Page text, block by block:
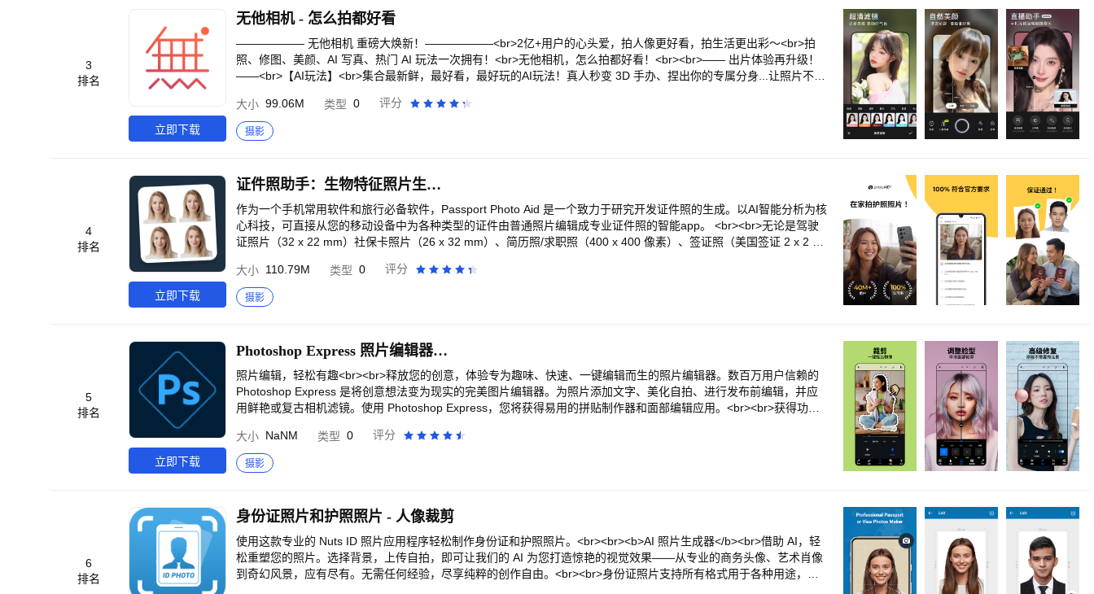
br>动态特效 – 动态贴图、叠印和多种特效让照片动起来。<br>魔法笔 – 轻轻一刷立即改变照片风格。<br>添加 / 去除
水印<br>自动抠图与换背景<br>渐变遮罩、照片模糊工具与贴图制作<br><br>🔥 <strong>每月更新全新内容</strong>
<br><br>独家季节性贴图、滤镜、边框模板和特效<br>免费社区内容<br><br>💁‍♀️ <strong>分享至所有社交平台</stro
ng><br>将吸睛的动态照片发布到社交平台，Instagram、Facebook、X (原 Twitter)、Flickr、Snapchat、Pinterest，
快速吸引粉丝目光！<br><br>👑 <strong>尊享版 - 无限畅享所有更新功能与内容套件</strong><br><br>解锁所有进阶
内容 - 特效、滤镜、贴图与边框！<br>无限次数使用物件移除、移动与复制功能<br>Ultra HD 4K 照片存储功能<br>无
具、多款 AI 特效功能。<br><br>在 Instagram 上寻找灵感：@photodirector_app<br>如有问题，请联系我们：supp
旦购买后，订阅期限内任何未使用的部分将无法提供退款。
求！<br><br>— AI人像大师更专业 —<br>【AI换装】一键无痕换装，电子穿搭更有性价比！多款服装以及自定义效
果，你的电子衣橱无限大！<br>【AI人像精修】一键减肥、一键增肌、去双下巴、画质提升、AI换背景、AI消除、AI一
键美颜、AI头发等专业精修参数告别繁琐，一键出片！<br>【AI写真】AI生成场景妆造，一键生成我的写真！更有博主
同款写真、儿童写真、情侣写真、闺蜜写真、全家福、卡通分身等多种主题，轻松实现写真自由！<br>【AI玩法】无
需关键字，一键穿越漫画世界！黏土滤镜、羊毛毡风格、油画棒风等多种热门画风玩法，感受另一个次元的新鲜和冲
正等超多美颜参数，0成本get专业医美级美颜！<br>【IP跨次元】海量正版IP入驻，迪士尼、三丽鸥、蜡笔小新等
等，邀你一起跨次元合拍！<br>【潮流滤镜】专为年轻人打造的新生活潮流滤镜，露营、探店、运动等多样场景，走
到哪里想怎么拍就怎么拍！<br>【质感妆容】超A质感搭配神仙滤镜，国潮、韩系、日系、ins、欧美…总能找到适合
K拍摄模式、实时字幕、30分钟超长拍摄、音乐等功能，让你的手机秒变vlog神器，轻松拥有清晰质感画面。<br>【提
词器】拍视频口播神器！告别忘词烦恼，轻松一镜到底～眼神不偏离，表情管理更自然！<br>【视频精修】视频身材
美型、超清画质修复、精致五官等超多精修参数，拯救原相机视频废片！修视频像修图一样简单！<br>【美颜相机伴
侣】手机充当摄像头，直播会议也能使用美颜相机。<br><br>— 如有问题欢迎联系 —<br>用户反馈QQ号：8000190
25<br>新浪微博：@美颜相机<br>小红书：@美颜相机 <br>官方微信：@BeautyCam美颜相机<br>爱你们，你们的
反馈将让我变得更好～
3
排名
立即下载
无他相机 - 怎么拍都好看
—————— 无他相机 重磅大焕新！——————<br>2亿+用户的心头爱，拍人像更好看，拍生活更出彩～<br>拍
照、修图、美颜、AI 写真、热门 AI 玩法一次拥有！<br>无他相机，怎么拍都好看！<br><br>—— 出片体验再升级！
——<br>【AI玩法】<br>集合最新鲜，最好看，最好玩的AI玩法！真人秒变 3D 手办、捏出你的专属分身...让照片不止
迹，随便拍都是高清真实还原美貌～<br>【超清滤镜】<br>上百种风格滤镜随心选：胶片复古、清透日系、韩系水
光、自然原生…热门vibe 切换自如，不同场景都能拍出神仙氛围感！<br> 素颜出镜也能稳稳拿下好气色，氛围滤镜叠
满 buff，随手一拍都是大片～<br>【直播助手】<br>超清画质修复、精致五官微调、妆容随心选…让手机还能秒变电
器！去双下巴、微调五官、修饰肤质，细节拉满又自然。随时拯救原相机拍废的自拍，轻松拥有高级质感美照～<br>
【AI写真】<br>500+款热门造型，每周都有新模版上线，轻松解锁写真自由！<br>韩系氛围、复古 CCD、居家慵懒、
梦境感场景、新中式氛围、ins杂志感、城市旅拍、国风美学...百样场景氛围感一键生成！<br>不用约摄影师，不用修
修修，玩到停不下来～<br>【AI萌宠】<br>宠物专属大片模式！无论是呆萌猫咪还是活力狗狗，AI 都能帮它们拍出海
报级大片。治愈又吸睛，轻松刷爆朋友圈！<br>【AI职业照】<br>证件照不用去照相馆！AI 自动生成专业职业形象
是灵动 Live 动图，自带美颜美妆，让你的美不再停留在静态！日常分享，拍完直接发朋友圈，氛围感瞬间拉满！<br>
<br>【会员自动续费服务声明】<br>1、会员服务名称:<br>无他相机会员-连续包月：订阅周期1个月，价格12元/月，
<br>无他相机会员-连续包季：订阅周期3个月，价格30元/季，<br>无他相机会员-连续包年：订阅周期12个月，价格 1
续费用户退订方法：打开“支付宝”，进入“我”--&gt;“设置”--&gt;“支付设置”--&gt;“免密支付/自动扣费”，选择“无他相机会
员服务自动续费服务”，选择关闭服务。<br>②鸿蒙应用内支付自动续费用户退订方法：打开“设置”--&gt;点击“华为账
号”--&gt;点击“付款与账单”--&gt;点击“订阅”--&gt;选择“无他相机”，点击“取消订阅”。<br><br>【无他相机用戶协议&a
mp;隐私政策 】<br>用户协议地址：https://www.wuta-cam.com//doc/terms_of_use_zh.html<br>隐私政策地址：http
s://www.wuta-cam.com/doc/privacy_policy_zh_v240504.html<br>会员协议地址：https://www.wuta-cam.com/doc/vi
p_protocol_zh.html<br><br>【联系我们】<br>有任何问题和建议，请及时和我们联系!<br>-用户QQ群：821104691<
om
大小 99.06M 类型 0 评分
摄影
4
排名
立即下载
证件照助手：生物特征照片生成软件
作为一个手机常用软件和旅行必备软件，Passport Photo Aid 是一个致力于研究开发证件照的生成。以AI智能分析为核
心科技，可直接从您的移动设备中为各种类型的证件由普通照片编辑成专业证件照的智能app。 <br><br>无论是驾驶
证照片（32 x 22 mm）社保卡照片（26 x 32 mm）、简历照/求职照（400 x 400 像素）、签证照（美国签证 2 x 2 英
细的证件照数据库为您提供一站式服务，细到头部到照片顶部的距离，照片像素的调整，泛到拍照技巧，有关证件的
常见问题。<br><br>您可以选择手机相册里的照片，也可以选择用手机拍摄的照片，或者是自拍照，Passport Photo
Aid会自动为您剪裁图片、去除和修改背景等步骤，仅需3秒钟，您可以获得所需的证件照！<br><br>Passport Photo
合适的尺寸。对于婴儿来说，他们的脸部比例不同，不易处理，我们的婴儿照片调整器可以帮您解决这个问题，它能
够完美地处理婴儿甚至新生婴儿的照片。<br><br>图片背景去除器：<br>您不必担心背景问题，内置的背景消除器可
清除照片中的背景。您可在照片上获得极其干净的背景效果。同时婴儿照片背景消除器也能与婴儿照片完美配合。<br
><br>选择 Passport Photo Aid 的六大原因：<br>1）省钱<br>使用 Passport Photo Aid 比您去找专业的摄影师要便
宜；<br>2）省时<br>使用手机软件会比您去照相馆或照相亭更省时间；<br>3）儿童友好<br>不用担心您的婴儿生物
学、和学籍登记等证件的办理，也可以实现您带着孩子去旅行的计划了；<br>4）您可以选择您的证件照片<br>相对于
只有一次或两次拍摄机会的摄影亭和照相馆，我们的软件是不限数量的，您可以充分的准备和机会去选择一张自己真
正心满意足的照片作为证件照，毕竟很多时候，证件照片是要陪伴我们很长时间的，为您提供精心挑选的平台，是我
确保您的证件照片被官方认可。<br><br>在旅途中，选择我们的软件，不需要再去搜索附近的照相亭，有了Photo Aid
自动生成功能，节省您的时间；在家里，选择我们的软件，不需要离开舒适的沙发，PhotoAid给您最细致的拍摄指
导，节省您的精力；在深夜，不需要担心没有地方拍证件照，选择我们的软件，我们24小时待命！<br><br>若您在使
用过程中有任何疑问或困惑，或对产品有任何意见和建议，或想找我们合作，欢迎随时跟我们联系：support@passpo
rt-photo.online
大小 110.79M 类型 0 评分
摄影
5
排名
立即下载
Photoshop Express 照片编辑器应用
照片编辑，轻松有趣<br><br>释放您的创意，体验专为趣味、快速、一键编辑而生的照片编辑器。数百万用户信赖的
Photoshop Express 是将创意想法变为现实的完美图片编辑器。为照片添加文字、美化自拍、进行发布前编辑，并应
用鲜艳或复古相机滤镜。使用 Photoshop Express，您将获得易用的拼贴制作器和面部编辑应用。<br><br>获得功能
照片的方式任您选择。<br><br>只需轻点几下即可美化自拍！我们的面部编辑应用帮助您使用红眼校正、修复、仿制
图章和瑕疵去除功能清理图像。从数百种相机滤镜中选择，营造情绪胶片效果、美学风格或复古相机感觉！图像编辑
器和照片拼贴制作器，Photoshop Express 一应俱全。<br><br>无论您的摄影技能如何，都能享受高品质图像编辑
XPRESS 功能<br><br>照片编辑器和图像修饰<br>- 使用我们的面部编辑应用美化您的自拍<br>- 使用复古相机滤镜为
照片增添怀旧感<br>- 为照片添加文字，提升图像效果<br>- 使用瑕疵去除和污点修复功能修饰照片，打造平滑肌肤效
果<br>- 创建自定义照片色彩编辑，替换图像背景并移除对象<br>- 去除模糊、去除薄雾、消除背景噪音，无缝应用活
力和戏剧性滤镜<br><br>行业领先的图片编辑器和拼贴制作器<br>- 在有趣简单的照片拼贴制作器中组合图片<br>- 使
用我们拼贴制作器的预制照片网格布局<br>- 使用易用的图形设计功能创建表情包<br>- 为照片添加文字、图章、自定
大小 NaNM 类型 0 评分
摄影
6
排名
身份证照片和护照照片 - 人像裁剪
使用这款专业的 Nuts ID 照片应用程序轻松制作身份证和护照照片。<br><br><b>AI 照片生成器</b><br>借助 AI，轻
松重塑您的照片。选择背景，上传自拍，即可让我们的 AI 为您打造惊艳的视觉效果——从专业的商务头像、艺术肖像
到奇幻风景，应有尽有。无需任何经验，尽享纯粹的创作自由。<br><br>身份证照片支持所有格式用于各种用途，例